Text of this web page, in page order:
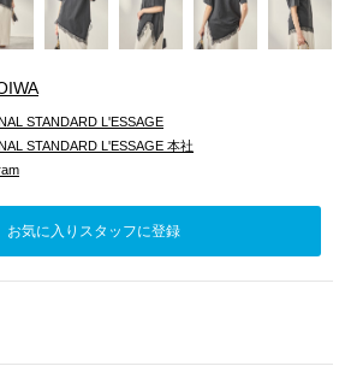
STANDARD L'ESSAGE
STANDARD L'ESSAGE 本社
お気に入りスタッフに登録